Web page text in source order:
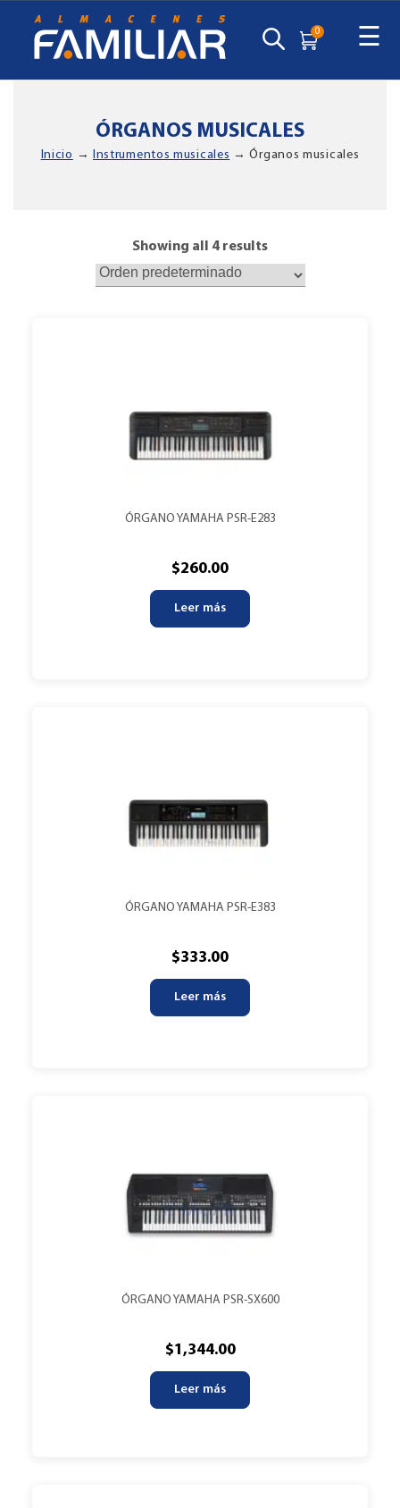
0 ☰
ÓRGANOS MUSICALES
Inicio → Instrumentos musicales → Órganos musicales
Showing all 4 results
ÓRGANO YAMAHA PSR-E283
$260.00
Leer más
ÓRGANO YAMAHA PSR-E383
$333.00
Leer más
ÓRGANO YAMAHA PSR-SX600
$1,344.00
Leer más